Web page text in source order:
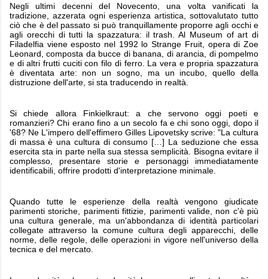
Negli ultimi decenni del Novecento, una volta vanificati la
tradizione, azzerata ogni esperienza artistica, sottovalutato tutto
ciò che è del passato si può tranquillamente proporre agli occhi e
agli orecchi di tutti la spazzatura: il trash. Al Museum of art di
Filadelfia viene esposto nel 1992 lo Strange Fruit, opera di Zoe
Leonard, composta da bucce di banana, di arancia, di pompelmo
e di altri frutti cuciti con filo di ferro. La vera e propria spazzatura
è diventata arte: non un sogno, ma un incubo, quello della
distruzione dell'arte, si sta traducendo in realtà.
Si chiede allora Finkielkraut: a che servono oggi poeti e
romanzieri? Chi erano fino a un secolo fa e chi sono oggi, dopo il
'68? Ne L'impero dell'effimero Gilles Lipovetsky scrive: "La cultura
di massa è una cultura di consumo […] La seduzione che essa
esercita sta in parte nella sua stessa semplicità. Bisogna evitare il
complesso, presentare storie e personaggi immediatamente
identificabili, offrire prodotti d'interpretazione minimale.
Quando tutte le esperienze della realtà vengono giudicate
parimenti storiche, parimenti fittizie, parimenti valide, non c'è più
una cultura generale, ma un'abbondanza di identità particolari
collegate attraverso la comune cultura degli apparecchi, delle
norme, delle regole, delle operazioni in vigore nell'universo della
tecnica e del mercato.